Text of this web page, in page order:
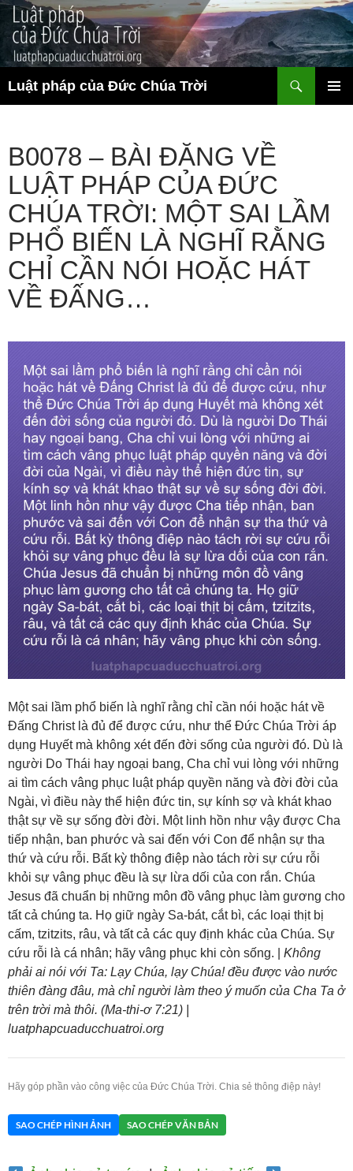
Chuyển
đến
nội
dung
Luật pháp của Đức Chúa Trời
kiếm
B0078 – BÀI ĐĂNG VỀ
LUẬT PHÁP CỦA ĐỨC
CHÚA TRỜI: MỘT SAI LẦM
PHỔ BIẾN LÀ NGHĨ RẰNG
CHỈ CẦN NÓI HOẶC HÁT
VỀ ĐẤNG…
Một sai lầm phổ biến là nghĩ rằng chỉ cần nói hoặc hát về
Đấng Christ là đủ để được cứu, như thể Đức Chúa Trời áp
dụng Huyết mà không xét đến đời sống của người đó. Dù là
người Do Thái hay ngoại bang, Cha chỉ vui lòng với những
ai tìm cách vâng phục luật pháp quyền năng và đời đời của
Ngài, vì điều này thể hiện đức tin, sự kính sợ và khát khao
thật sự về sự sống đời đời. Một linh hồn như vậy được Cha
tiếp nhận, ban phước và sai đến với Con để nhận sự tha
thứ và cứu rỗi. Bất kỳ thông điệp nào tách rời sự cứu rỗi
khỏi sự vâng phục đều là sự lừa dối của con rắn. Chúa
Jesus đã chuẩn bị những môn đồ vâng phục làm gương cho
tất cả chúng ta. Họ giữ ngày Sa-bát, cắt bì, các loại thịt bị
cấm, tzitzits, râu, và tất cả các quy định khác của Chúa. Sự
cứu rỗi là cá nhân; hãy vâng phục khi còn sống. | Không
phải ai nói với Ta: Lạy Chúa, lạy Chúa! đều được vào nước
thiên đàng đâu, mà chỉ người làm theo ý muốn của Cha Ta ở
trên trời mà thôi. (Ma-thi-ơ 7:21) |
luatphapcuaducchuatroi.org
Hãy góp phần vào công việc của Đức Chúa Trời. Chia sẻ thông điệp này!
SAO CHÉP HÌNH ẢNH SAO CHÉP VĂN BẢN